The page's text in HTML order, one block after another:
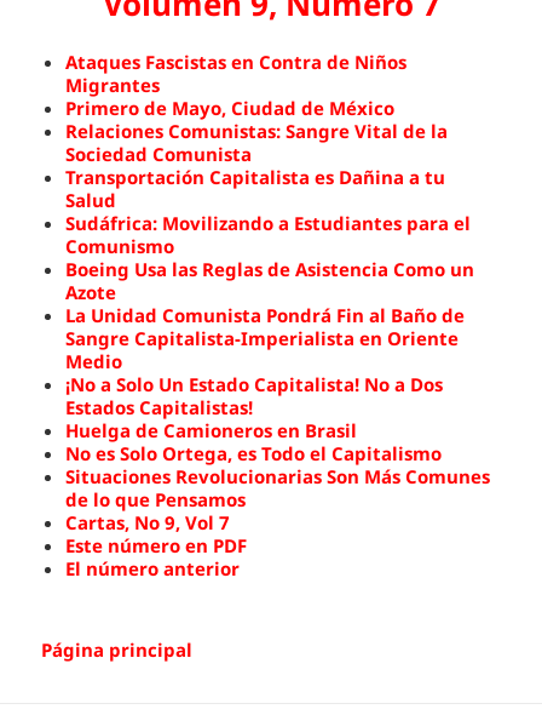
Ataques Fascistas en Contra de Niños
Migrantes
Primero de Mayo, Ciudad de México
Relaciones Comunistas: Sangre Vital de la
Sociedad Comunista
Transportación Capitalista es Dañina a tu
Salud
Sudáfrica: Movilizando a Estudiantes para el
Comunismo
Boeing Usa las Reglas de Asistencia Como un
Azote
La Unidad Comunista Pondrá Fin al Baño de
Sangre Capitalista-Imperialista en Oriente
Medio
¡No a Solo Un Estado Capitalista! No a Dos
Estados Capitalistas!
Huelga de Camioneros en Brasil
No es Solo Ortega, es Todo el Capitalismo
Situaciones Revolucionarias Son Más Comunes
de lo que Pensamos
Cartas, No 9, Vol 7
Este número en PDF
El número anterior
Página principal